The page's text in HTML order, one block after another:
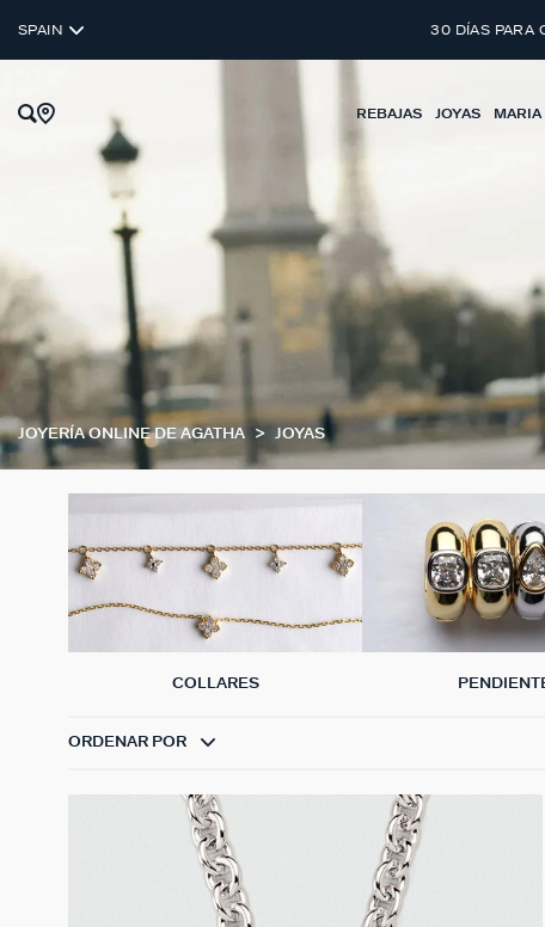
SPAIN 30 DÍAS PARA
REBAJAS JOYAS
COLLARES
JOYERÍA ONLINE DE AGATHA JOYAS
ORDENAR POR